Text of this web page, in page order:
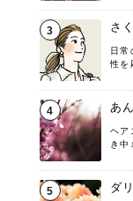
髪の
す！
3 さ
日常
性を
4 あ
ヘア
き中
♡ 役
頑
5 ダ